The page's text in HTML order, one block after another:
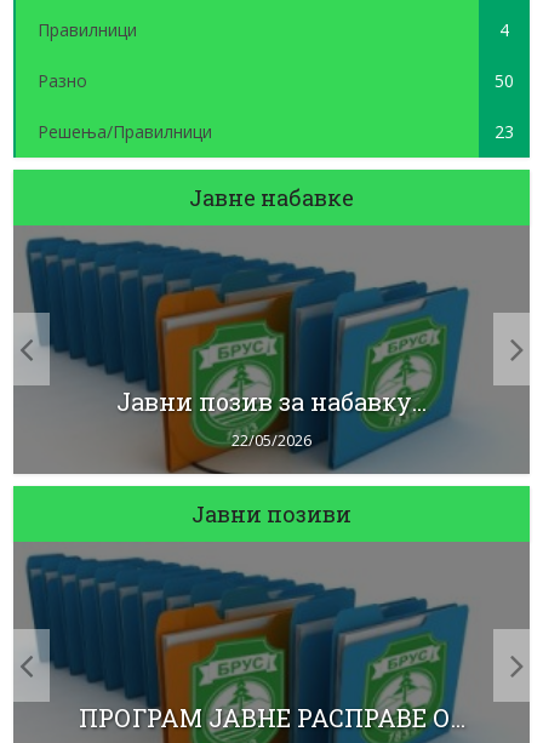
Правилници 4
Разно 50
Решења/Правилници 23
Јавне набавке
Јавни позив за набавку...
22/05/2026
Јавни позиви
ПРОГРАМ ЈАВНЕ РАСПРАВЕ О...